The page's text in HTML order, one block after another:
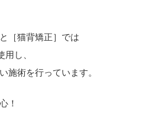
［猫背矯正］では
用し、
施術を行っています。
！